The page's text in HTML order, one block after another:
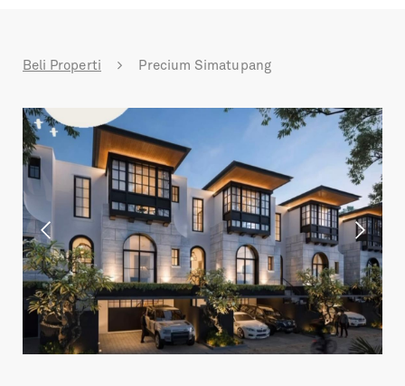
Beli Properti Precium Simatupang
Previous Next